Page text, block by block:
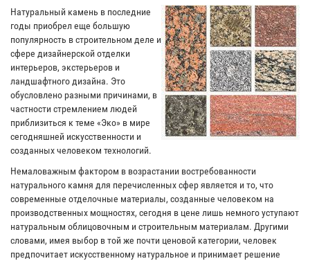
Натуральный камень в последние
годы приобрел еще большую
популярность в строительном деле и
сфере дизайнерской отделки
интерьеров, экстерьеров и
ландшафтного дизайна. Это
обусловлено разными причинами, в
частности стремлением людей
приблизиться к теме «Эко» в мире
сегодняшней искусственности и
созданных человеком технологий.
Немаловажным фактором в возрастании востребованности
натурального камня для перечисленных сфер является и то, что
современные отделочные материалы, созданные человеком на
производственных мощностях, сегодня в цене лишь немного уступают
натуральным облицовочным и строительным материалам. Другими
словами, имея выбор в той же почти ценовой категории, человек
предпочитает искусственному натуральное и принимает решение